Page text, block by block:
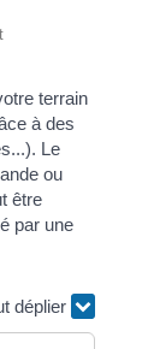
terrain
à des
Le
ou
être
par une
déplier